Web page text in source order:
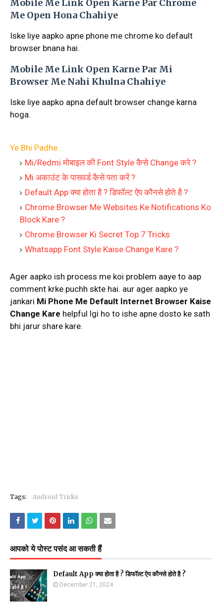
Mobile Me Link Open Karne Par Chrome
Me Open Hona Chahiye
Iske liye aapko apne phone me chrome ko default
browser bnana hai.
Mobile Me Link Open Karne Par Mi
Browser Me Nahi Khulna Chahiye
Iske liye aapko apna default browser change karna
hoga.
Ye Bhi Padhe..
Mi/Redmi मोबाइल की Font Style कैसे Change करे ?
Mi अकाउंट के पासवर्ड कैसे पता करें ?
Default App क्या होता है ? डिफॉल्ट ऐप कौनसे होते है ?
Chrome Browser Me Websites Ke Notifications Ko
Block Kare ?
Chrome Browser Ki Secret Top 7 Tricks
Whatsapp Font Style Kaise Change Kare ?
Ager aapko ish process me koi problem aaye to aap
comment krke puchh skte hai. aur ager aapko ye
jankari Mi Phone Me Default Internet Browser Kaise
Change Kare helpful lgi ho to ishe apne dosto ke sath
bhi jarur share kare.
Tags: Android Tricks
आपको ये पोस्ट पसंद आ सकती हैं
Default App क्या होता है ? डिफॉल्ट ऐप कौनसे होते है ?
December 21, 2024